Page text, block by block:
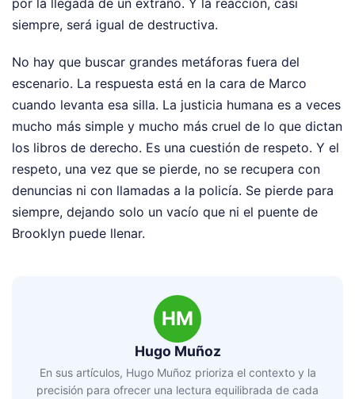
por la llegada de un extraño. Y la reacción, casi
siempre, será igual de destructiva.
No hay que buscar grandes metáforas fuera del
escenario. La respuesta está en la cara de Marco
cuando levanta esa silla. La justicia humana es a veces
mucho más simple y mucho más cruel de lo que dictan
los libros de derecho. Es una cuestión de respeto. Y el
respeto, una vez que se pierde, no se recupera con
denuncias ni con llamadas a la policía. Se pierde para
siempre, dejando solo un vacío que ni el puente de
Brooklyn puede llenar.
HM
Hugo Muñoz
En sus artículos, Hugo Muñoz prioriza el contexto y la
precisión para ofrecer una lectura equilibrada de cada